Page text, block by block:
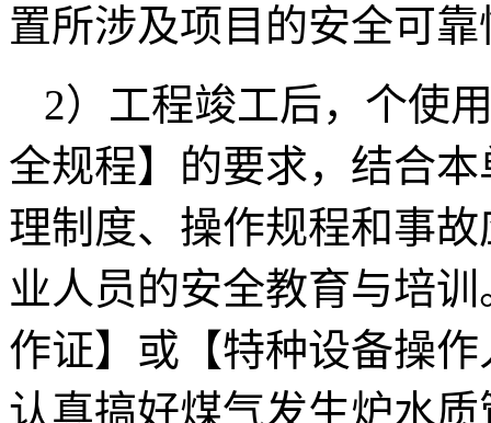
置所涉及项目的安全可
2）工程竣工后，个使
全规程】的要求，结合
理制度、操作规程和事
业人员的安全教育与培
作证】或【特种设备操
认真搞好煤气发生炉水